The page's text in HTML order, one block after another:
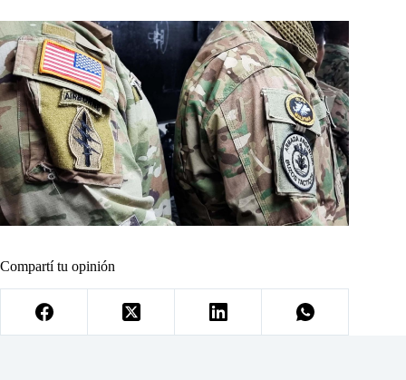
Compartí tu opinión